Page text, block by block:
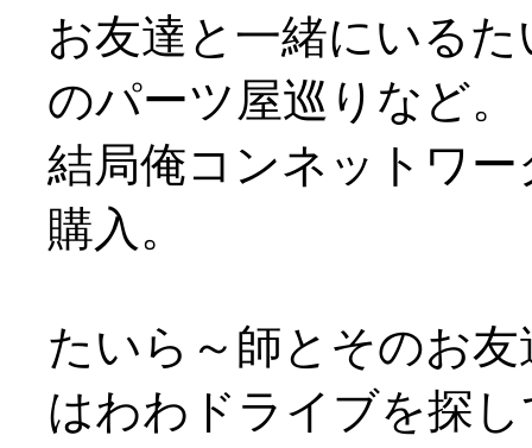
お友達と一緒にいる
のパーツ屋巡りなど。
結局俺コンネットワ
購入。
たいら～師とそのお友
はわわドライブを探